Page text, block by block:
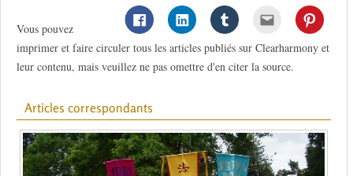
Vous pouvez
imprimer et faire circuler tous les articles publiés sur Clearharmony et
leur contenu, mais veuillez ne pas omettre d'en citer la source.
Articles correspondants